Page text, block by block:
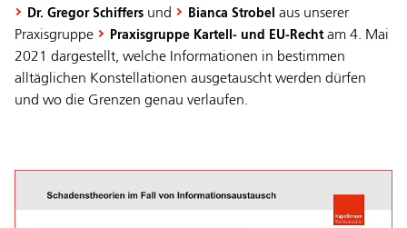
Dr. Gregor Schiffers und Bianca Strobel aus unserer
Praxisgruppe
Praxisgruppe Kartell- und EU-Rechtam 4. Mai
2021 dargestellt, welche Informationen in bestimmen
alltäglichen Konstellationen ausgetauscht werden dürfen
und wo die Grenzen genau verlaufen.